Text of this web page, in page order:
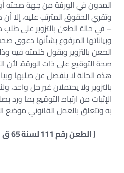
المدون في الورقة من جهة صحته
وتقري الحقوق المترتب عليه، إلا
– في حالة الطعن بالتزوير على طلب
وبياناتها المرفوع بشأنها دعوى
الطعن بالتزوير ويقول كلمته
صحة التوقيع على ذات الورقة، لأن
هذه الحالة لا ينفصل عن صلبها
بالتزوير ولا يحتملان غير حل
الإثبات من ارتباط التوقيع بما ورد
به وتتعلق بالعمل القانوني موضع
( الطعن رقم 111 لسنة 65 ق – جلسة 28/6/2005)